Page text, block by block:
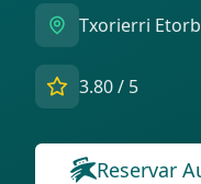
Txorierri
3.80/ 5
Reservar